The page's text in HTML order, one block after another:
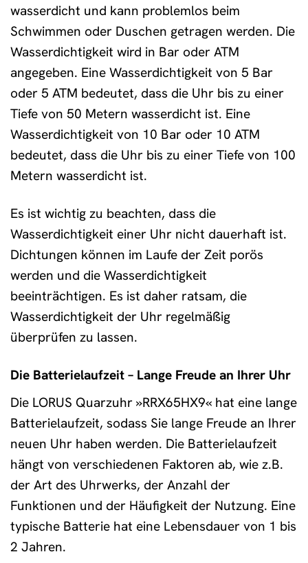
wasserdicht und kann problemlos beim
Schwimmen oder Duschen getragen werden. Die
Wasserdichtigkeit wird in Bar oder ATM
angegeben. Eine Wasserdichtigkeit von 5 Bar
oder 5 ATM bedeutet, dass die Uhr bis zu einer
Tiefe von 50 Metern wasserdicht ist. Eine
Wasserdichtigkeit von 10 Bar oder 10 ATM
bedeutet, dass die Uhr bis zu einer Tiefe von 100
Metern wasserdicht ist.
Es ist wichtig zu beachten, dass die
Wasserdichtigkeit einer Uhr nicht dauerhaft ist.
Dichtungen können im Laufe der Zeit porös
werden und die Wasserdichtigkeit
beeinträchtigen. Es ist daher ratsam, die
Wasserdichtigkeit der Uhr regelmäßig
überprüfen zu lassen.
Die Batterielaufzeit – Lange Freude an Ihrer Uhr
Die LORUS Quarzuhr »RRX65HX9« hat eine lange
Batterielaufzeit, sodass Sie lange Freude an Ihrer
neuen Uhr haben werden. Die Batterielaufzeit
hängt von verschiedenen Faktoren ab, wie z.B.
der Art des Uhrwerks, der Anzahl der
Funktionen und der Häufigkeit der Nutzung. Eine
typische Batterie hat eine Lebensdauer von 1 bis
2 Jahren.